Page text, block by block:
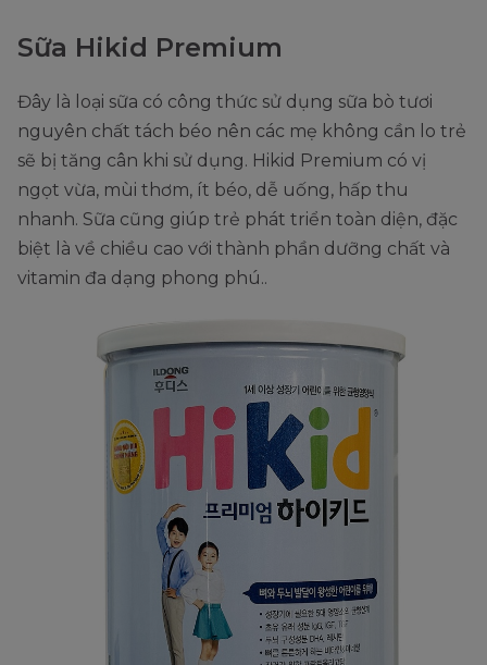
Sữa Hikid Premium
Đây là loại sữa có công thức sử dụng sữa bò tươi
nguyên chất tách béo nên các mẹ không cần lo trẻ
sẽ bị tăng cân khi sử dụng. Hikid Premium có vị
ngọt vừa, mùi thơm, ít béo, dễ uống, hấp thu
nhanh. Sữa cũng giúp trẻ phát triển toàn diện, đặc
biệt là về chiều cao với thành phần dưỡng chất và
vitamin đa dạng phong phú..